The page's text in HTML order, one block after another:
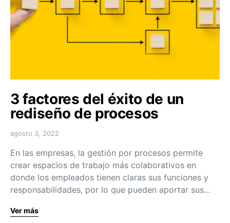
3 factores del éxito de un
rediseño de procesos
agosto 3, 2022
En las empresas, la gestión por procesos permite
crear espacios de trabajo más colaborativos en
donde los empleados tienen claras sus funciones y
responsabilidades, por lo que pueden aportar sus…
Ver más